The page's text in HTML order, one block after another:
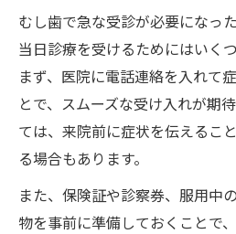
むし歯で急な受診が必要になっ
当日診療を受けるためにはいく
まず、医院に電話連絡を入れて
とで、スムーズな受け入れが期
ては、来院前に症状を伝えるこ
る場合もあります。
また、保険証や診察券、服用中
物を事前に準備しておくことで